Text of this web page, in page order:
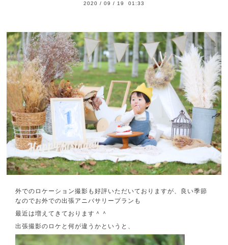
2020 / 09 / 19 01:33
外でのロケーション撮影も好評いただいておりますが、良い季節
なのでお外での出張アニバサリープランも
最近は増えてきております＾＾
出張撮影のロケと何が違うかというと、